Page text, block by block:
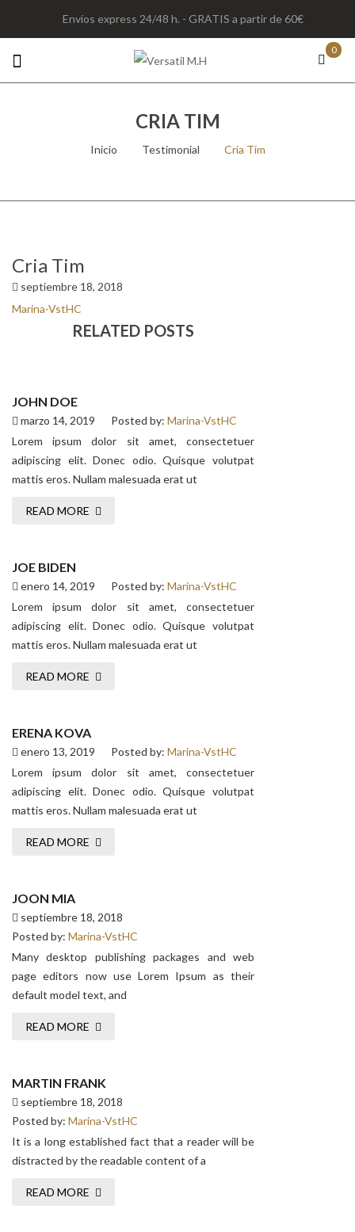
Envíos express 24/48 h. - GRATIS a partir de 60€
0
CRIA TIM
Inicio Testimonial Cria Tim
Cria Tim
septiembre 18, 2018
Marina-VstHC
RELATED POSTS
JOHN DOE
marzo 14, 2019 Posted by: Marina-VstHC
Lorem ipsum dolor sit amet, consectetuer
adipiscing elit. Donec odio. Quisque volutpat
mattis eros. Nullam malesuada erat ut
READ MORE
JOE BIDEN
enero 14, 2019 Posted by: Marina-VstHC
Lorem ipsum dolor sit amet, consectetuer
adipiscing elit. Donec odio. Quisque volutpat
mattis eros. Nullam malesuada erat ut
READ MORE
ERENA KOVA
enero 13, 2019 Posted by: Marina-VstHC
Lorem ipsum dolor sit amet, consectetuer
adipiscing elit. Donec odio. Quisque volutpat
mattis eros. Nullam malesuada erat ut
READ MORE
JOON MIA
septiembre 18, 2018
Posted by: Marina-VstHC
Many desktop publishing packages and web
page editors now use Lorem Ipsum as their
default model text, and
READ MORE
MARTIN FRANK
septiembre 18, 2018
Posted by: Marina-VstHC
It is a long established fact that a reader will be
distracted by the readable content of a
READ MORE